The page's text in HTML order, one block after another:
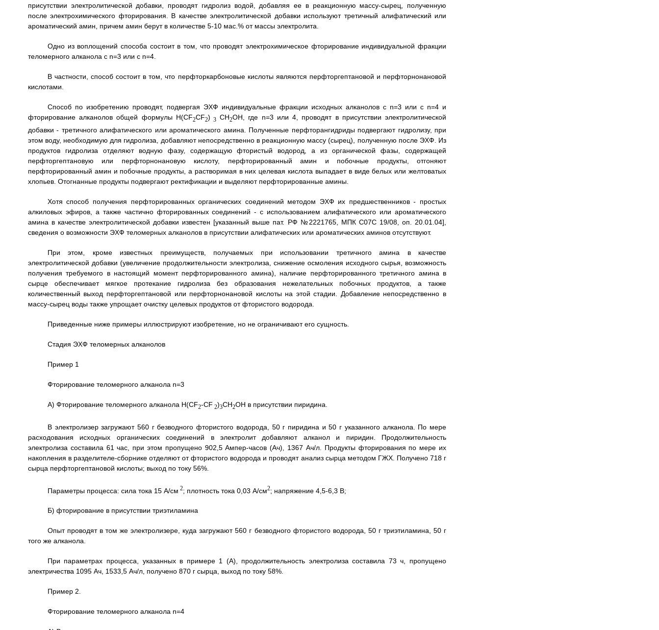
присутствии электролитической добавки, проводят гидролиз водой, добавляя ее в реакционную массу-сырец, полученную
после электрохимического фторирования. В качестве электролитической добавки используют третичный алифатический или
ароматический амин, причем амин берут в количестве 5-10 мас.% от массы электролита.
Одно из воплощений способа состоит в том, что проводят электрохимическое фторирование индивидуальной фракции
теломерного алканола с n=3 или с n=4.
В частности, способ состоит в том, что перфторкарбоновые кислоты являются перфторгептановой и перфторнонановой
кислотами.
Способ по изобретению проводят, подвергая ЭХФ индивидуальные фракции исходных алканолов с n=3 или с n=4 и
фторирование алканолов общей формулы H(CF2CF2) 3 CH2OH, где n=3 или 4, проводят в присутствии электролитической
добавки - третичного алифатического или ароматического амина. Полученные перфторангидриды подвергают гидролизу, при
этом воду, необходимую для гидролиза, добавляют непосредственно в реакционную массу (сырец), полученную после ЭХФ. Из
продуктов гидролиза отделяют водную фазу, содержащую фтористый водород, а из органической фазы, содержащей
перфторгептановую или перфторнонановую кислоту, перфторированный амин и побочные продукты, отгоняют
перфторированный амин и побочные продукты, а растворимая в них целевая кислота выпадает в виде белых или желтоватых
хлопьев. Отогнанные продукты подвергают ректификации и выделяют перфторированные амины.
Хотя способ получения перфторированных органических соединений методом ЭХФ их предшественников - простых
алкиловых эфиров, а также частично фторированных соединений - с использованием алифатического или ароматического
амина в качестве электролитической добавки известен [указанный выше пат. РФ №2221765, МПК С07С 19/08, оп. 20.01.04],
сведения о возможности ЭХФ теломерных алканолов в присутствии алифатических или ароматических аминов отсутствуют.
При этом, кроме известных преимуществ, получаемых при использовании третичного амина в качестве
электролитической добавки (увеличение продолжительности электролиза, снижение осмоления исходного сырья, возможность
получения требуемого в настоящий момент перфторированного амина), наличие перфторированного третичного амина в
сырце обеспечивает мягкое протекание гидролиза без образования нежелательных побочных продуктов, а также
количественный выход перфторгептановой или перфторнонановой кислоты на этой стадии. Добавление непосредственно в
массу-сырец воды также упрощает очистку целевых продуктов от фтористого водорода.
Приведенные ниже примеры иллюстрируют изобретение, но не ограничивают его сущность.
Стадия ЭХФ теломерных алканолов
Пример 1
Фторирование теломерного алканола n=3
А) Фторирование теломерного алканола H(CF2-CF 2)3CH2OH в присутствии пиридина.
В электролизер загружают 560 г безводного фтористого водорода, 50 г пиридина и 50 г указанного алканола. По мере
расходования исходных органических соединений в электролит добавляют алканол и пиридин. Продолжительность
электролиза составила 61 час, при этом пропущено 902,5 Ампер-часов (Ач), 1367 Ач/л. Продукты фторирования по мере их
накопления в разделителе-сборнике отделяют от фтористого водорода и проводят анализ сырца методом ГЖХ. Получено 718 г
сырца перфторгептановой кислоты; выход по току 56%.
Параметры процесса: сила тока 15 А/см 2; плотность тока 0,03 А/см2; напряжение 4,5-6,3 В;
Б) фторирование в присутствии триэтиламина
Опыт проводят в том же электролизере, куда загружают 560 г безводного фтористого водорода, 50 г триэтиламина, 50 г
того же алканола.
При параметрах процесса, указанных в примере 1 (А), продолжительность электролиза составила 73 ч, пропущено
электричества 1095 Ач, 1533,5 Ач/л, получено 870 г сырца, выход по току 58%.
Пример 2.
Фторирование теломерного алканола n=4